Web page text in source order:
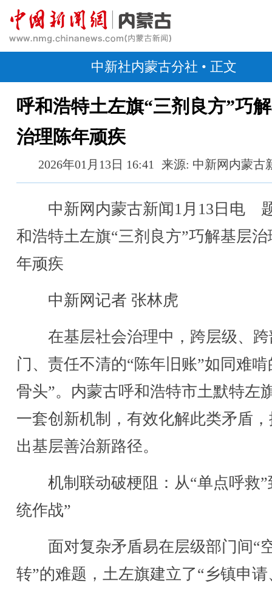
中新社内蒙古分社 • 正文
呼和浩特土左旗“三剂良方”巧
治理陈年顽疾
2026年01月13日 16:41 来源: 中新网内蒙古
中新网内蒙古新闻1月13日电
和浩特土左旗“三剂良方”巧解基层治
年顽疾
中新网记者 张林虎
在基层社会治理中，跨层级、跨
门、责任不清的“陈年旧账”如同难啃
骨头”。内蒙古呼和浩特市土默特左
一套创新机制，有效化解此类矛盾
出基层善治新路径。
机制联动破梗阻：从“单点呼救”
统作战”
面对复杂矛盾易在层级部门间“
转”的难题，土左旗建立了“乡镇申请